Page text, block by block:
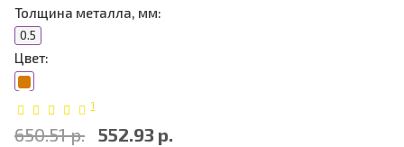
Толщина металла, мм:
0.5
Цвет:
1
650.51 р. 552.93 р.